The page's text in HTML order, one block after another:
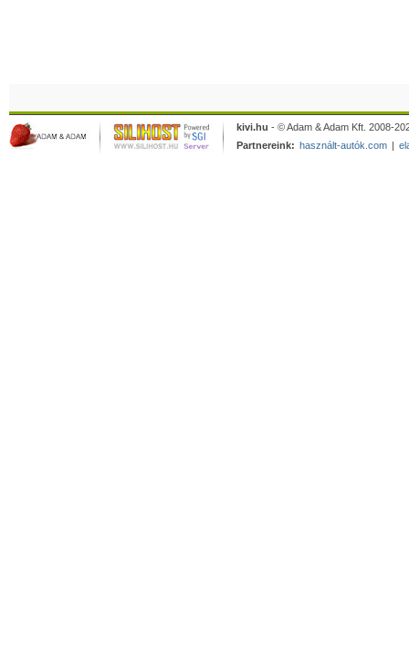
kivi.hu - © Adam & Adam Kft. 2008-
Partnereink: használt-autók.com |